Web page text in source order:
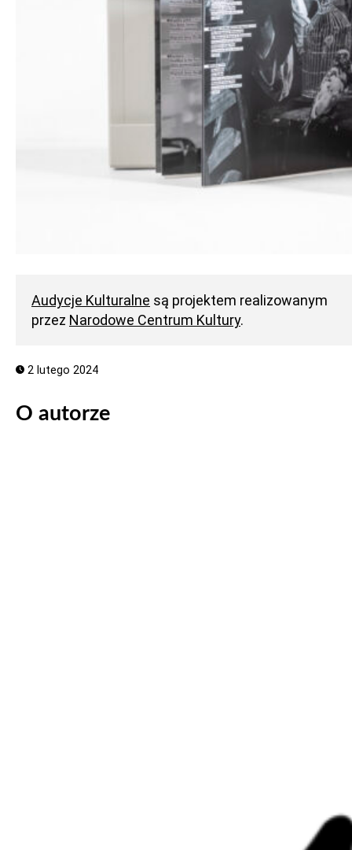
Audycje Kulturalne są projektem realizowanym
przez Narodowe Centrum Kultury.
2 lutego 2024
O autorze